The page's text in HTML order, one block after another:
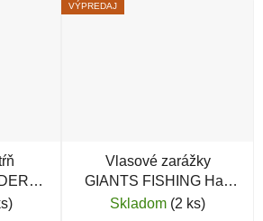
VÝPREDAJ
Vlasové zarážky
GIANTS FISHING Hair
Stopper
Skladom (2 ks)